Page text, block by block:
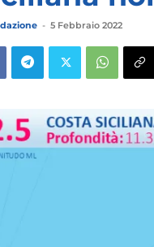
- 5 Febbraio 2022